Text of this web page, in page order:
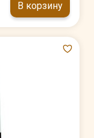
В корзину